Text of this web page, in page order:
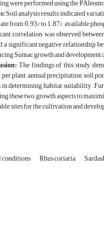
were performed using the
Soil analysis results indicated
from 0.93% to 1.87%, available
correlation was observed
a significant negative relationship
Sumac growth and development
The findings of this study
plant, annual precipitation, soil
determining habitat suitability.
these two growth aspects to
sites for the cultivation and
Rhus coriaria